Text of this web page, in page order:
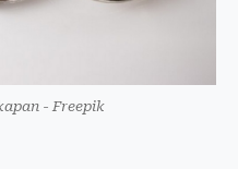
- Freepik